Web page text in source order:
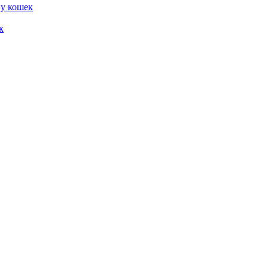
кошек